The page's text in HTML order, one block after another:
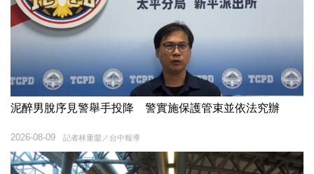
泥醉男脫序見警舉手投降 警實施保護管束並依法究辦
記者林重鎣／台中報導
2026-08-09